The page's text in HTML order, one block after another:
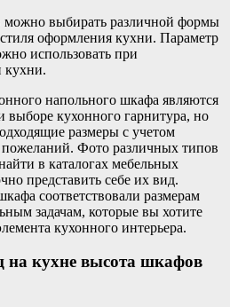
выбирать различной формы
оформления кухни. Параметр
использовать при
кухни.
напольного шкафа являются
кухонного гарнитура, но
размеры с учетом
Фото различных типов
в каталогах мебельных
представить себе их вид.
соответствовали размерам
задачам, которые вы хотите
кухонного интерьера.
на кухне высота шкафов